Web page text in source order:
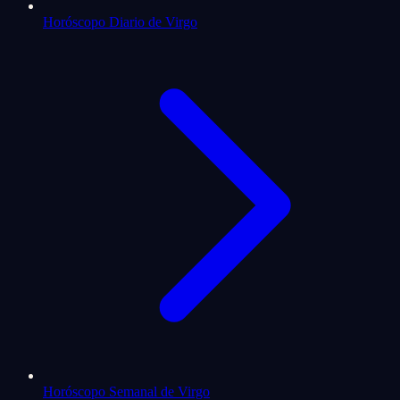
Horóscopo Diario de Virgo
Horóscopo Semanal de Virgo